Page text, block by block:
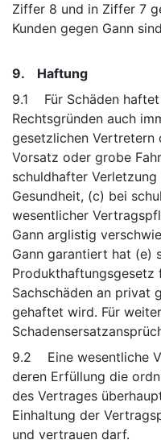
Ziffer 8 und in Ziffer 7
Kunden gegen Gann
9. Haftung
9.1 Für Schäden haftet
Rechtsgründen auch
gesetzlichen Vertretern
Vorsatz oder grobe
schuldhafter Verletzung
Gesundheit, (c) bei
wesentlicher
Gann arglistig
Gann garantiert hat (e)
Produkthaftungsgesetz
Sachschäden an privat
gehaftet wird. Für
9.2 Eine wesentliche
deren Erfüllung die
des Vertrages
Einhaltung der
und vertrauen darf.